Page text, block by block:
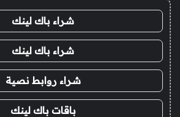
شراء باك لينك
شراء باك لينك
شراء روابط نصية
باقات باك لينك